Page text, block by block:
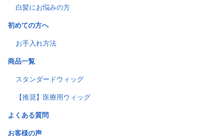
白髪にお悩みの方
初めての方へ
お手入れ方法
商品一覧
スタンダードウィッグ
【推奨】医療用ウィッグ
よくある質問
お客様の声